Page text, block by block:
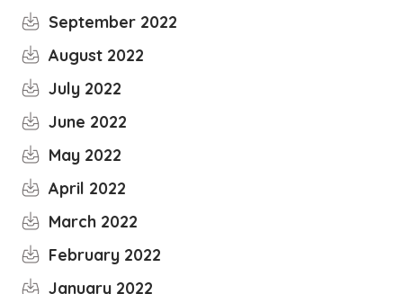
September 2022
August 2022
July 2022
June 2022
May 2022
April 2022
March 2022
February 2022
January 2022